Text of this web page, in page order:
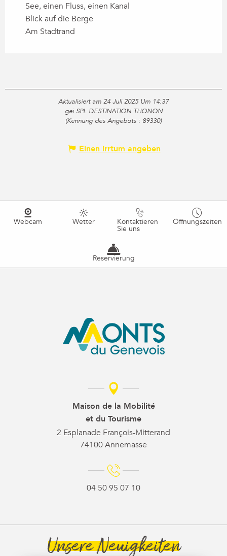
See, einen Fluss, einen Kanal
Blick auf die Berge
Am Stadtrand
Aktualisiert am 24 Juli 2025 Um 14:37
gei SPL DESTINATION THONON
(Kennung des Angebots : 89330)
Einen Irrtum angeben
Webcam Wetter Kontaktieren
Sie uns
Öffnungszeiten
Reservierung
Maison de la Mobilité
et du Tourisme
2 Esplanade François-Mitterand
74100 Annemasse
04 50 95 07 10
Unsere Neuigkeiten